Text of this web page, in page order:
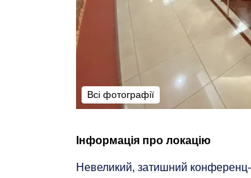
Всі фотографії
Всі фотографії
Інформація про локацію
Невеликий, затишний конференц-